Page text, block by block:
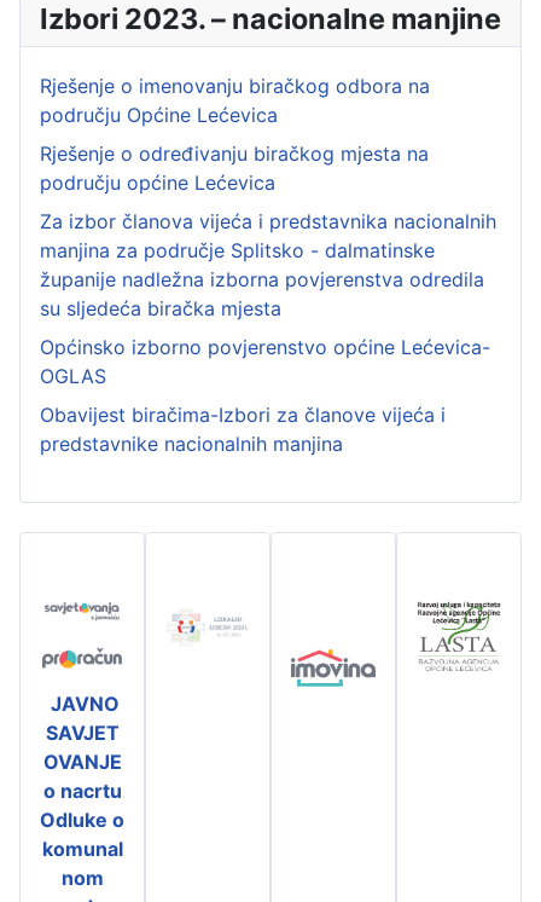
Izbori 2023. – nacionalne manjine
Rješenje o imenovanju biračkog odbora na
području Općine Lećevica
Rješenje o određivanju biračkog mjesta na
području općine Lećevica
Za izbor članova vijeća i predstavnika nacionalnih
manjina za područje Splitsko - dalmatinske
županije nadležna izborna povjerenstva odredila
su sljedeća biračka mjesta
Općinsko izborno povjerenstvo općine Lećevica-
OGLAS
Obavijest biračima-Izbori za članove vijeća i
predstavnike nacionalnih manjina
JAVNO
SAVJET
OVANJE
o nacrtu
Odluke o
komunal
nom